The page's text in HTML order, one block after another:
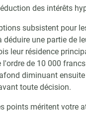
des intérêts
subsistent pour
déduire une partie de
leur résidence
l'ordre de 10 000
diminuant
toute décision.
points méritent votre